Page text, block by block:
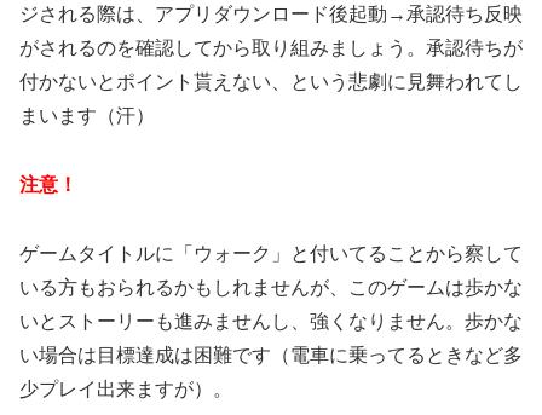
ジされる際は、アプリダウンロード後起動→承認待ち反映
がされるのを確認してから取り組みましょう。承認待ちが
付かないとポイント貰えない、という悲劇に見舞われてし
まいます（汗）
注意！
ゲームタイトルに「ウォーク」と付いてることから察して
いる方もおられるかもしれませんが、このゲームは歩かな
いとストーリーも進みませんし、強くなりません。歩かな
い場合は目標達成は困難です（電車に乗ってるときなど多
少プレイ出来ますが）。